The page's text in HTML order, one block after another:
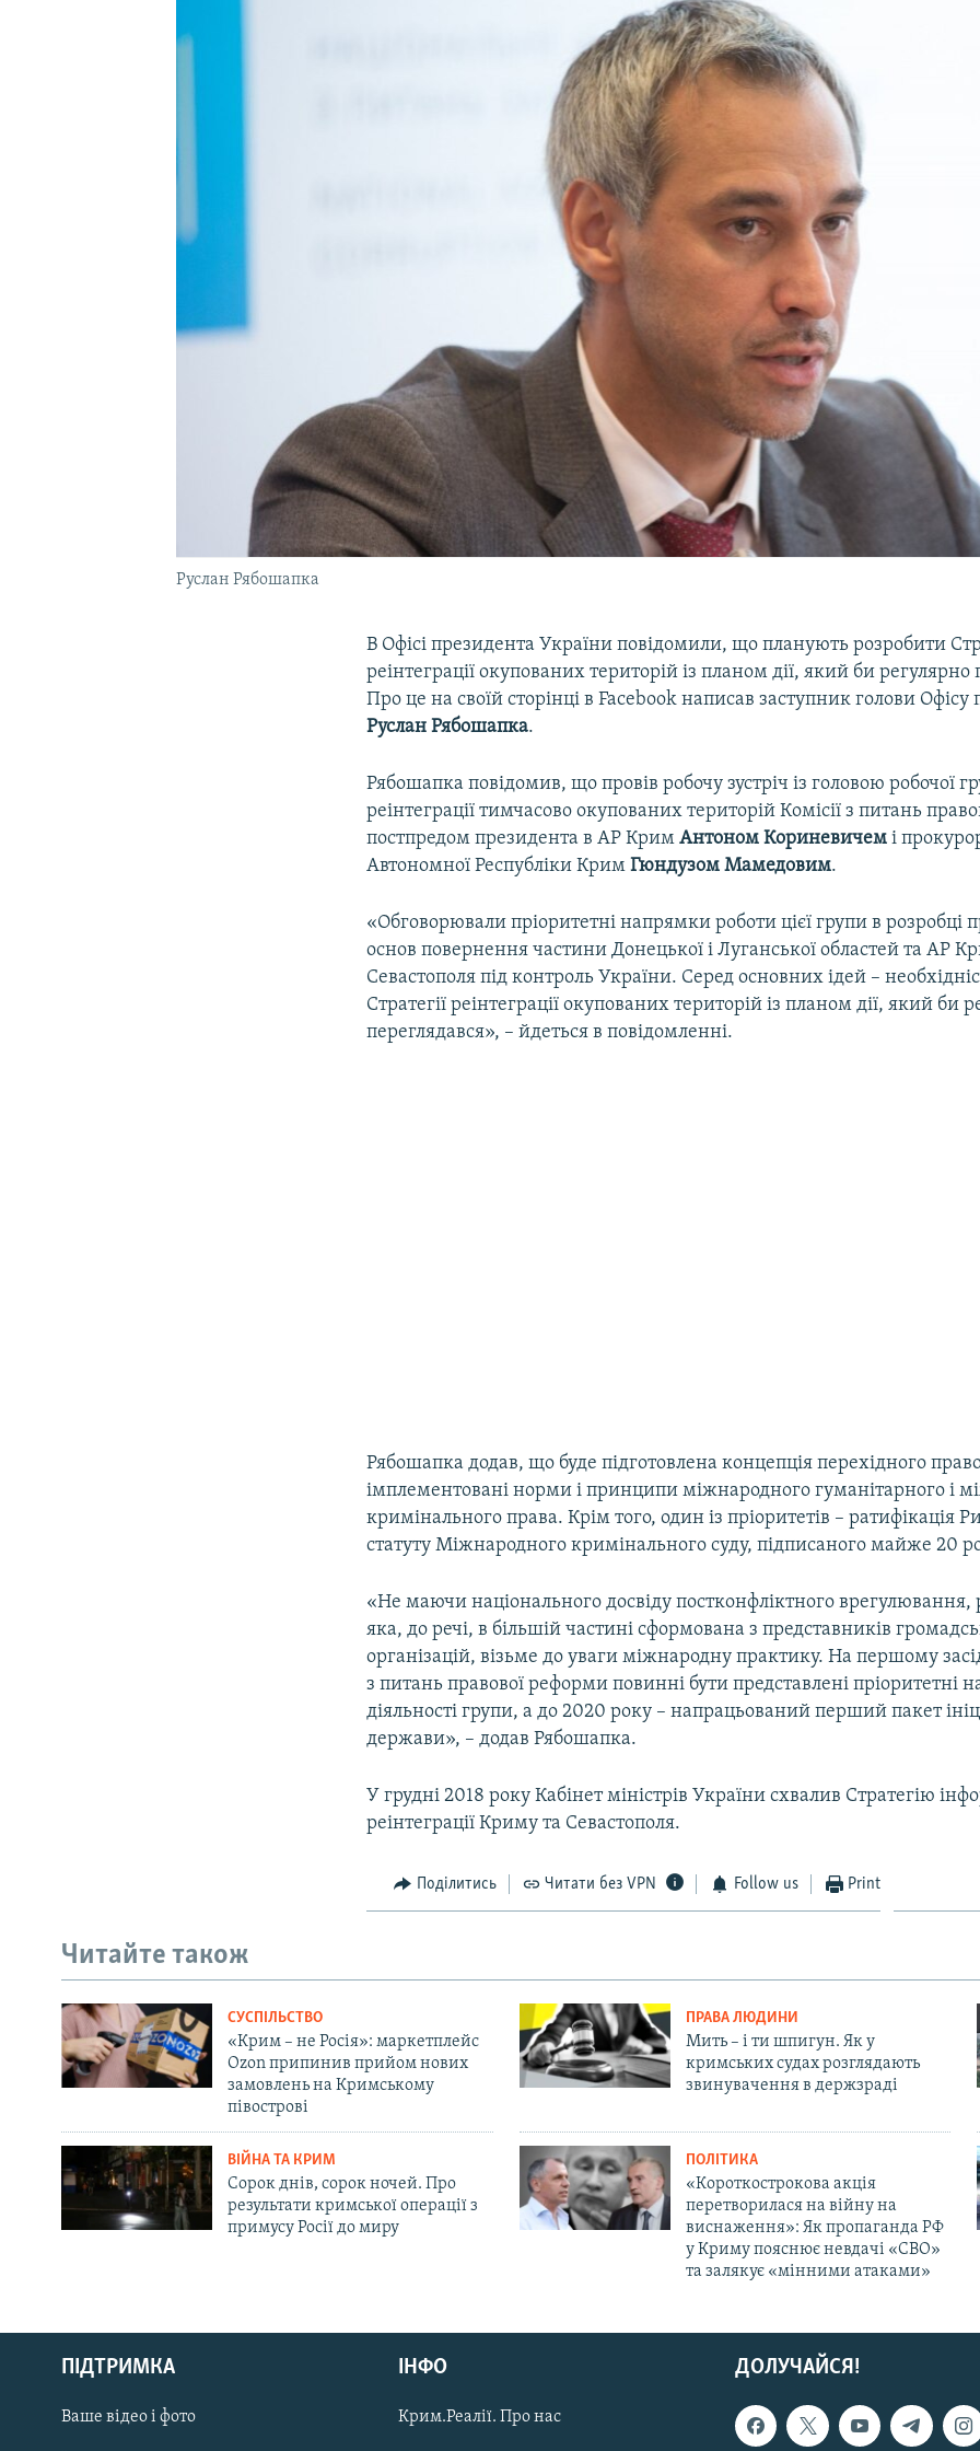
Русский
Qırımtatar
ДОЛУЧАЙСЯ!
Руслан Рябошапка
В Офісі президента України повідомили, що планують розробити
реінтеграції окупованих територій із планом дії, який би регулярно
Про це на своїй сторінці в Facebook написав заступник голови Офісу
Руслан Рябошапка.
Рябошапка повідомив, що провів робочу зустріч із головою робочої
реінтеграції тимчасово окупованих територій Комісії з питань
постпредом президента в АР КримАнтоном Кориневичем і
Автономної Республіки КримГюндузом Мамедовим.
«Обговорювали пріоритетні напрямки роботи цієї групи в розробці
основ повернення частини Донецької і Луганської областей та АР
Севастополя під контроль України. Серед основних ідей –
Стратегії реінтеграції окупованих територій із планом дії, який би
переглядався», – йдеться в повідомленні.
Рябошапка додав, що буде підготовлена концепція перехідного
імплементовані норми і принципи міжнародного гуманітарного і
кримінального права. Крім того, один із пріоритетів – ратифікація
статуту Міжнародного кримінального суду, підписаного майже 20
«Не маючи національного досвіду постконфліктного врегулювання,
яка, до речі, в більшій частині сформована з представників
організацій, візьме до уваги міжнародну практику. На першому
з питань правової реформи повинні бути представлені пріоритетні
діяльності групи, а до 2020 року – напрацьований перший пакет
держави», – додав Рябошапка.
У грудні 2018 року Кабінет міністрів України схвалив Стратегію
реінтеграції Криму та Севастополя.
Поділитись Читати без VPN Follow us Print
Читайте також
СУСПІЛЬСТВО
«Крим – не Росія»: маркетплейс
Ozon припинив прийом нових
замовлень на Кримському
півострові
ПРАВА ЛЮДИНИ
Мить – і ти шпигун. Як у
кримських судах розглядають
звинувачення в держзраді
ВІЙНА ТА КРИМ
Сорок днів, сорок ночей. Про
результати кримської операції з
примусу Росії до миру
ПОЛІТИКА
«Короткострокова акція
перетворилася на війну на
виснаження»: Як пропаганда РФ
у Криму пояснює невдачі «СВО»
та залякує «мінними атаками»
ДОЛУЧАЙСЯ!
ПІДТРИМКА
Ваше відео і фото
ІНФО
Крим.Реалії. Про нас